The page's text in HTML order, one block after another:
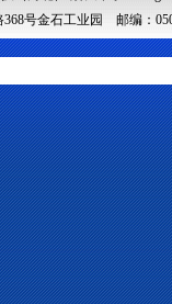
号金石工业园 邮编：